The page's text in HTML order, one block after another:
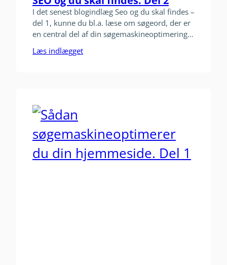
I det senest blogindlæg Seo og du skal findes –
del 1, kunne du bl.a. læse om søgeord, der er
en central del af din søgemaskineoptimering. I
dette blog indlæg kan du blive klogere på,
hvordan du let skriver den perfekt optimerede
Læs indlægget